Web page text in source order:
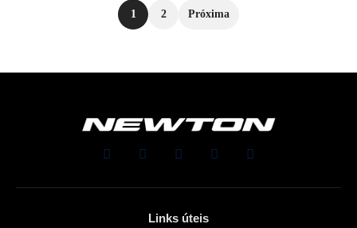
1 2 Próxima
Links úteis